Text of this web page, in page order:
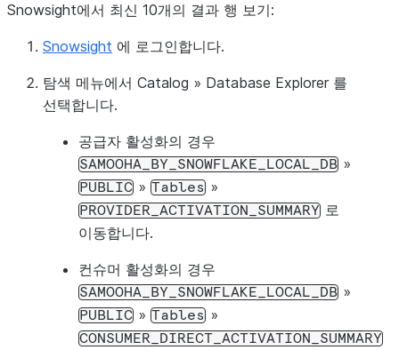
Snowsight에서 최신 10개의 결과 행 보기:
Snowsight 에 로그인합니다.
탐색 메뉴에서 Catalog » Database Explorer 를
선택합니다.
공급자 활성화의 경우
SAMOOHA_BY_SNOWFLAKE_LOCAL_DB »
PUBLIC » Tables »
PROVIDER_ACTIVATION_SUMMARY 로
이동합니다.
컨슈머 활성화의 경우
SAMOOHA_BY_SNOWFLAKE_LOCAL_DB »
PUBLIC » Tables »
CONSUMER_DIRECT_ACTIVATION_SUMMARY